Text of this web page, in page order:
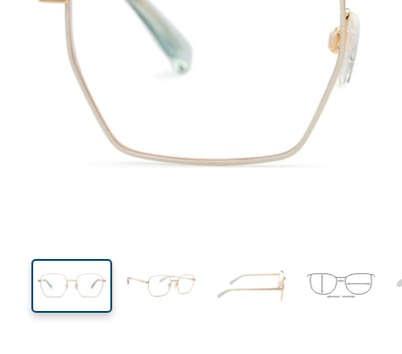
46 mm
Linshöjd Linsbredd
Linsbredd